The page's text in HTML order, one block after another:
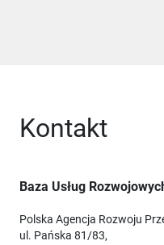
Kontakt
Baza Usług
Polska Agencja Rozwoju
ul. Pańska 81/83,